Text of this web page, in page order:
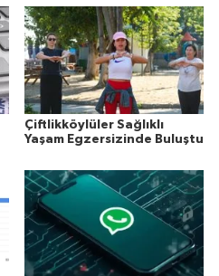
Çiftlikköylüler Sağlıklı
Yaşam Egzersizinde Buluştu